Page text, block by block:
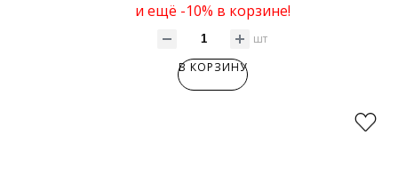
и ещё -10% в корзине!
шт
В КОРЗИНУ